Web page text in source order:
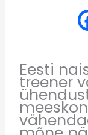
Eesti
treener v
ü
vä